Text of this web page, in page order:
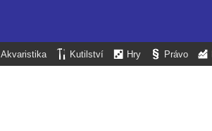
Akvaristika Kutilství Hry Právo